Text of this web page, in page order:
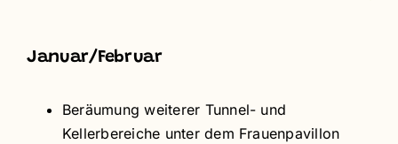
Januar/Februar
Beräumung weiterer Tunnel- und
Kellerbereiche unter dem Frauenpavillon